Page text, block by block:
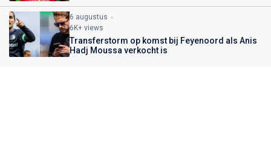
6 augustus
6K+ views
Transferstorm op komst bij Feyenoord als Anis
Hadj Moussa verkocht is